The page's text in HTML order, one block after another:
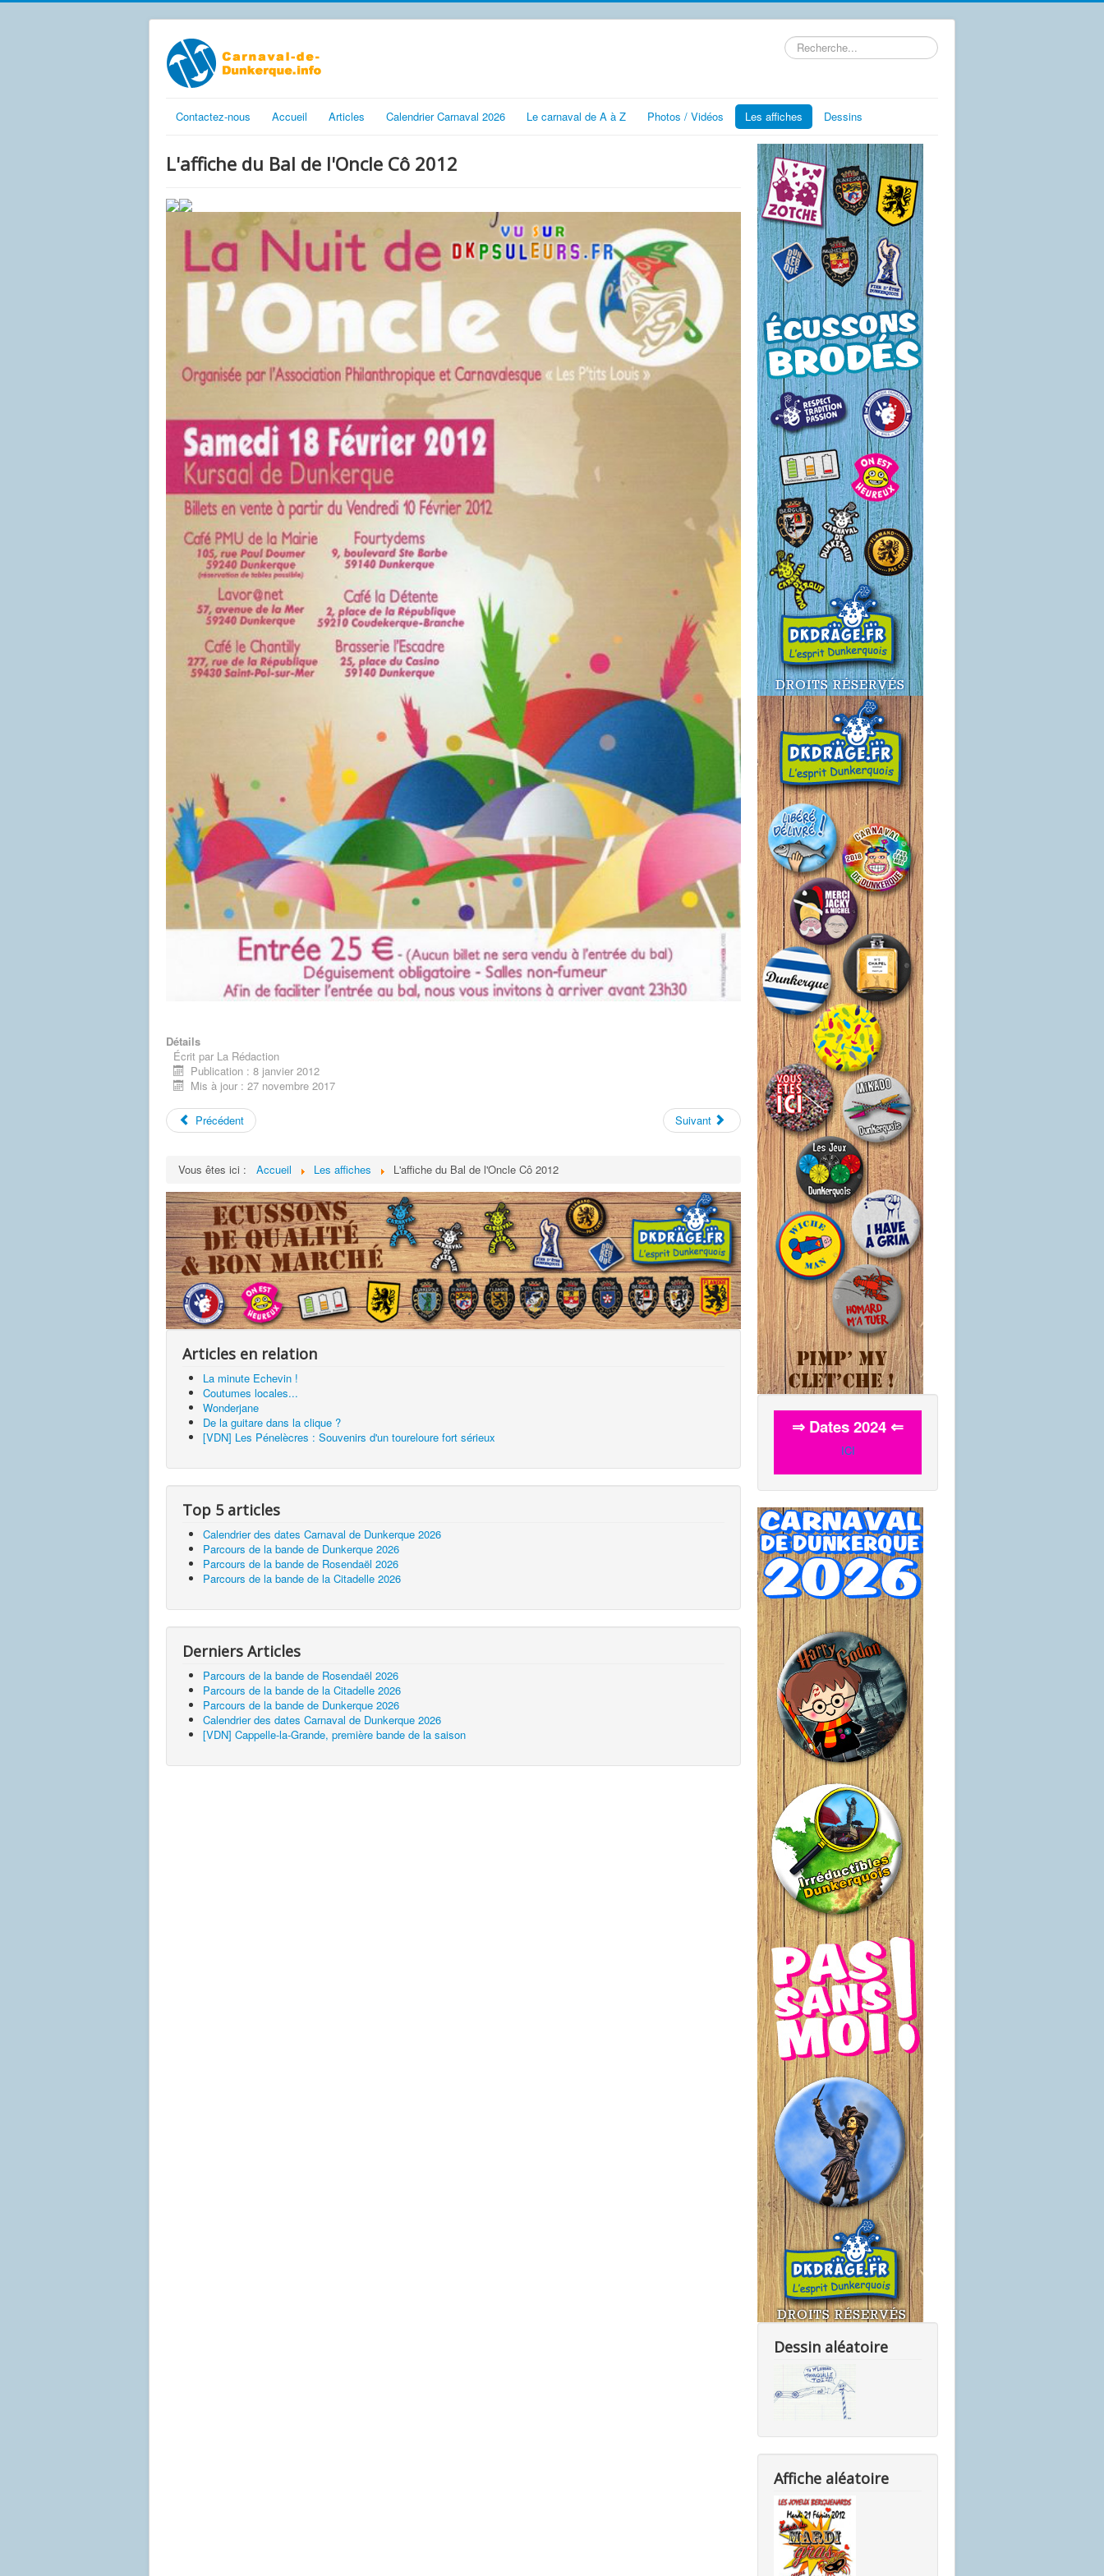
Rechercher
Contactez-nous Accueil Articles Calendrier Carnaval 2026 Le carnaval de A à Z Photos / Vidéos Les affiches Dessins
L'affiche du Bal de l'Oncle Cô 2012
Détails
Écrit par La Rédaction
Publication : 8 janvier 2012
Mis à jour : 27 novembre 2017
Précédent Suivant
Vous êtes ici : Accueil Les affiches L'affiche du Bal de l'Oncle Cô 2012
Articles en relation
La minute Echevin !
Coutumes locales...
Wonderjane
De la guitare dans la clique ?
[VDN] Les Pénelècres : Souvenirs d'un toureloure fort sérieux
Top 5 articles
Calendrier des dates Carnaval de Dunkerque 2026
Parcours de la bande de Dunkerque 2026
Parcours de la bande de Rosendaël 2026
Parcours de la bande de la Citadelle 2026
Derniers Articles
Parcours de la bande de Rosendaël 2026
Parcours de la bande de la Citadelle 2026
Parcours de la bande de Dunkerque 2026
Calendrier des dates Carnaval de Dunkerque 2026
[VDN] Cappelle-la-Grande, première bande de la saison
⇒ Dates 2024 ⇐
ICI
Dessin aléatoire
Affiche aléatoire